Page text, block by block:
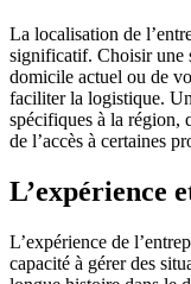
La localisation de
significatif. Choisir une
domicile actuel ou de
faciliter la logistique.
spécifiques à la région,
de l’accès à certaines
L’expérience
L’expérience de
capacité à gérer des